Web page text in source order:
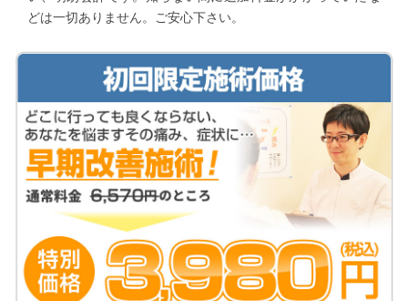
どは一切ありません。ご安心下さい。